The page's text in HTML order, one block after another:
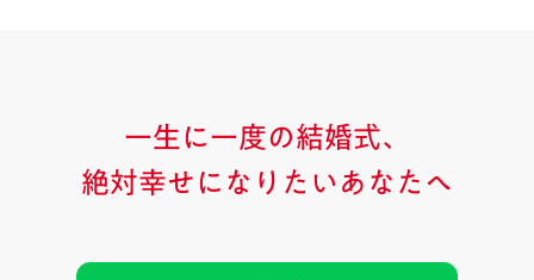
一生に一度の結婚式、
絶対幸せになりたいあなたへ